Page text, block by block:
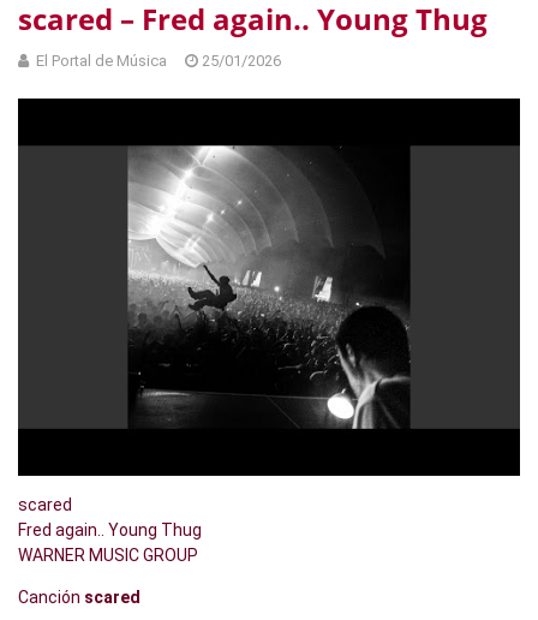
scared – Fred again.. Young Thug
El Portal de Música 25/01/2026
scared
Fred again.. Young Thug
WARNER MUSIC GROUP
Canción scared